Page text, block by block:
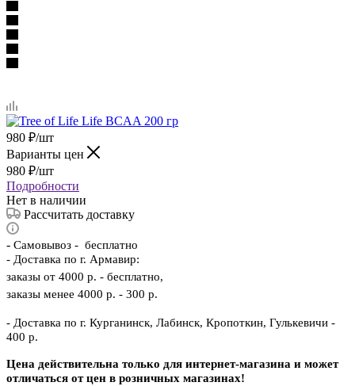
980 ₽/шт
Варианты цен
980 ₽/шт
Подробности
Нет в наличии
Рассчитать доставку
- Самовывоз - бесплатно
- Доставка по г. Армавир:
заказы от 4000 р. - бесплатно,
заказы менее 4000 р. - 300 р.
- Доставка по г. Курганинск, Лабинск, Кропоткин, Гулькевичи -
400 р.
Цена действительна только для интернет-магазина и может
отличаться от цен в розничных магазинах!